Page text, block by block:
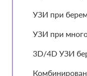
УЗИ при
УЗИ при
3D/4D УЗИ